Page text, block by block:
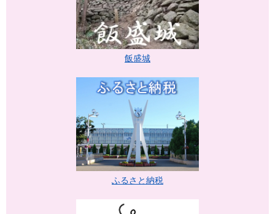
飯盛城
ふるさと納税